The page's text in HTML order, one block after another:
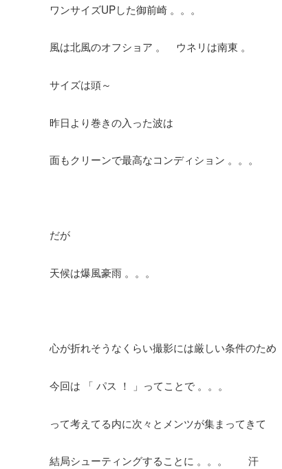
ワンサイズUPした御前崎 。。。
風は北風のオフショア 。 ウネリは南東 。
サイズは頭～
昨日より巻きの入った波は
面もクリーンで最高なコンディション 。。。
だが
天候は爆風豪雨 。。。
心が折れそうなくらい撮影には厳しい条件のため
今回は 「 パス ！ 」ってことで 。。。
って考えてる内に次々とメンツが集まってきて
結局シューティングすることに 。。。 汗